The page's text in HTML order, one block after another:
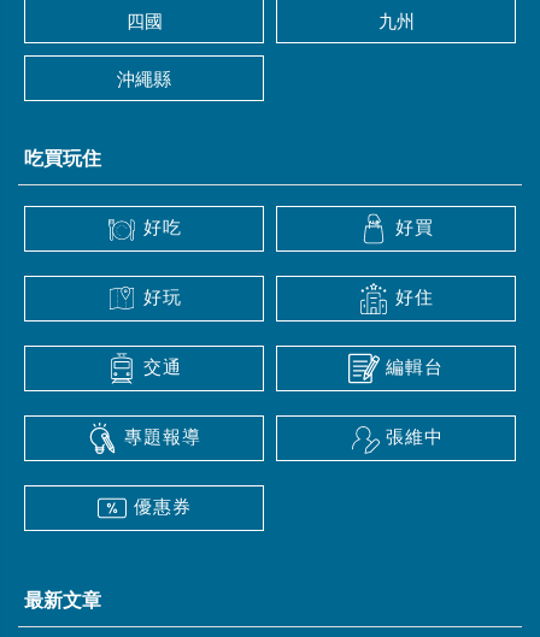
四國 九州
沖繩縣
吃買玩住
好吃 好買
好玩 好住
交通 編輯台
專題報導 張維中
優惠券
最新文章